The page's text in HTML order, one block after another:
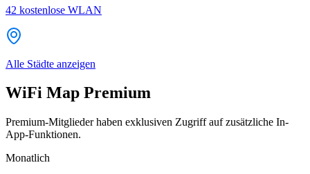
42 kostenlose WLAN
Alle Städte anzeigen
WiFi Map Premium
Premium-Mitglieder haben exklusiven Zugriff auf zusätzliche In-
App-Funktionen.
Monatlich